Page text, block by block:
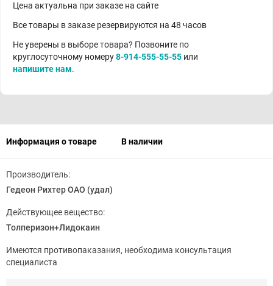
Цена актуальна при заказе на сайте
Все товары в заказе резервируются на 48 часов
Не уверены в выборе товара? Позвоните по
круглосуточному номеру8-914-555-55-55 или
напишите нам.
Информация о товаре В наличии
Производитель:
Гедеон Рихтер ОАО (удал)
Действующее вещество:
Толперизон+Лидокаин
Имеются противопаказания, необходима консультация
специалиста